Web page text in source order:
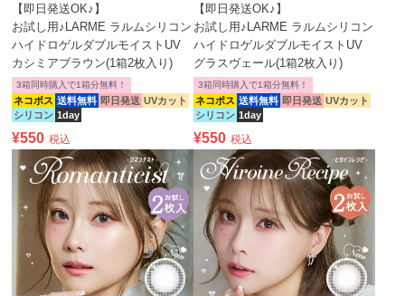
【即日発送OK♪】
お試し用♪LARME ラルムシリコン
ハイドロゲルダブルモイストUV
カシミアブラウン(1箱2枚入り)
ネコポス 送料無料 即日発送 UVカット
シリコン 1day
3箱同時購入で1箱分無料！
¥550 税込
【即日発送OK♪】
お試し用♪LARME ラルムシリコン
ハイドロゲルダブルモイストUV
グラスヴェール(1箱2枚入り)
ネコポス 送料無料 即日発送 UVカット
シリコン 1day
3箱同時購入で1箱分無料！
¥550 税込